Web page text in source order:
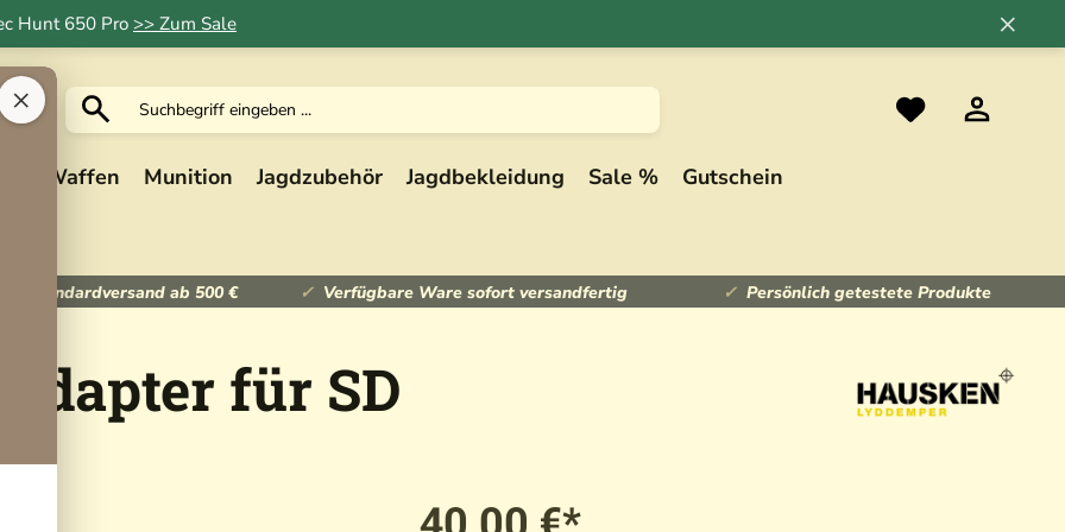
Hunt 650 Pro >> Zum Sale
×
×
Waffen Munition Jagdzubehör Jagdbekleidung Sale % Gutschein
Standardversand ab 500 € Verfügbare Ware sofort versandfertig Persönlich getestete Produkte
für SD